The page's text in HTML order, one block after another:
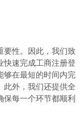
要性。因此，我们致
快速完成工商注册登
够在最短的时间内完
此外，我们还提供全
每一个环节都顺利